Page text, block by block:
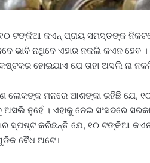
ଟଙ୍କିଆ କଏନ୍ ପ୍ରାୟ ସମସ୍ତଙ୍କ
ଭାବି ନଥିବେ ଏହାର ନକଲି କଏନ ହେବ
ହୋଇଯାଏ ଯେ ତାହା ଅସଲି ନା
ଲୋକଙ୍କ ମନରେ ଆଶଙ୍କା ରହିଛି ଯେ,
ନୁହେଁ । ଏହାକୁ ନେଇ ସଂସଦରେ
ସ୍ପଷ୍ଟ କରିଛନ୍ତି ଯେ, ୧୦ ଟଙ୍କିଆ
ବୈଧ ଅଟେ।